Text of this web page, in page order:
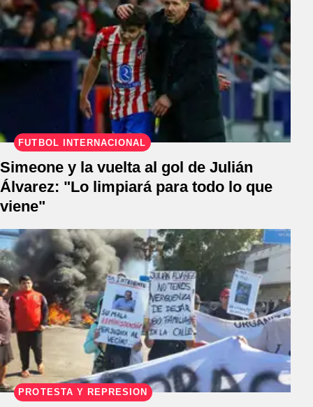
FÚTBOL INTERNACIONAL
Simeone y la vuelta al gol de Julián
Álvarez: "Lo limpiará para todo lo que
viene"
PROTESTA Y REPRESIÓN